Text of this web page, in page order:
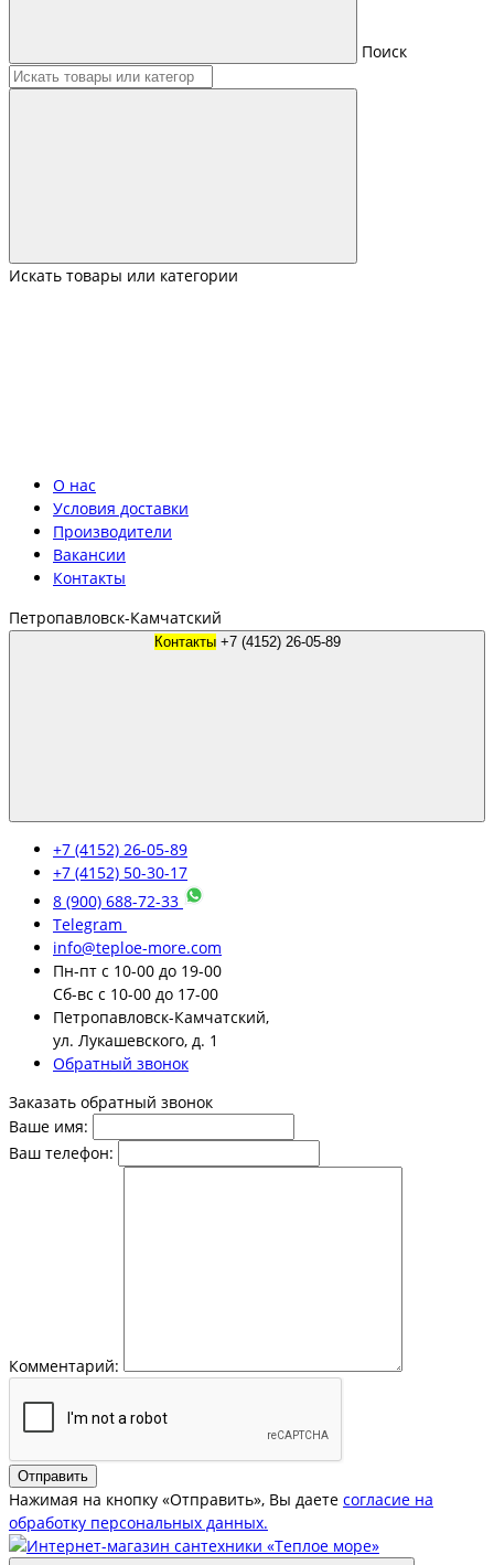
Поиск
Искать товары или категории
О нас
Условия доставки
Производители
Вакансии
Контакты
Петропавловск-Камчатский
Контакты +7 (4152) 26-05-89
+7 (4152) 26-05-89
+7 (4152) 50-30-17
8 (900) 688-72-33
Telegram
info@teploe-more.com
Пн-пт с 10-00 до 19-00
Сб-вс с 10-00 до 17-00
Петропавловск-Камчатский,
ул. Лукашевского, д. 1
Обратный звонок
Заказать обратный звонок
Ваше имя:
Ваш телефон:
Комментарий:
Отправить
Нажимая на кнопку «Отправить», Вы даете согласие на
обработку персональных данных.